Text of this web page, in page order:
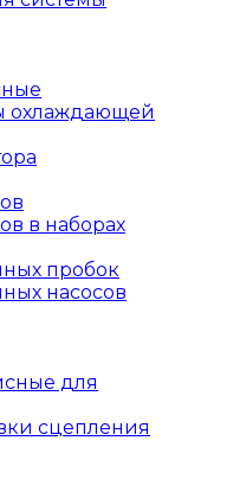
охлаждающей
в наборах
пробок
насосов
для
сцепления